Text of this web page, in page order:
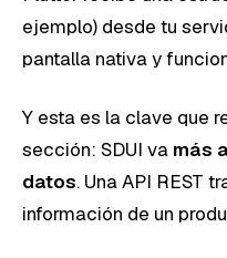
ejemplo) desde tu
pantalla nativa y
Y esta es la clave que
sección: SDUI va más
datos. Una API REST
información de un